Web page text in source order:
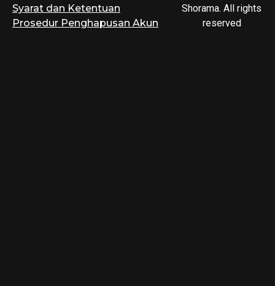
Shorama. All rights
reserved
Syarat dan Ketentuan
Prosedur Penghapusan Akun